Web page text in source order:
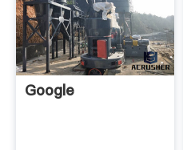
Google